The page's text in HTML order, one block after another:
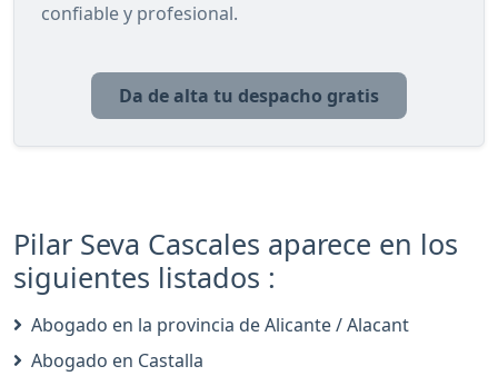
confiable y profesional.
Da de alta tu despacho gratis
Pilar Seva Cascales aparece en los
siguientes listados :
Abogado en la provincia de Alicante / Alacant
Abogado en Castalla